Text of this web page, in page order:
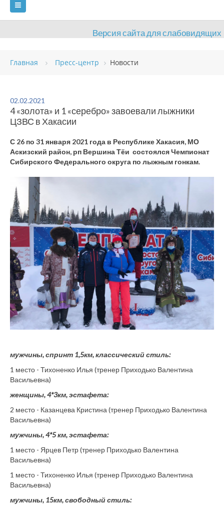
Версия сайта для слабовидящих
ГЛАВНАЯ
ВИДЫ СПОРТА
ОБЪЕКТЫ ДОКУМЕНТЫ
ОЦЕНКА КАЧЕСТВА ОБРАЗОВАНИЯ ВАКАНСИИ
ПЛАТНЫЕ УСЛУГИ КОНТАКТЫ
Главная Пресс-центр Новости
02.02.2021
4 «золота» и 1 «серебро» завоевали лыжники
ЦЗВС в Хакасии
С 26 по 31 января 2021 года в Республике Хакасия, МО
Аскизский район, рп Вершина Тёи состоялся Чемпионат
Сибирского Федерального округа по лыжным гонкам.
мужчины, спринт 1,5км, классический стиль:
1 место - Тихоненко Илья (тренер Приходько Валентина
Васильевна)
женщины, 4*3км, эстафета:
2 место - Казанцева Кристина (тренер Приходько Валентина
Васильевна)
мужчины, 4*5 км, эстафета:
1 место - Ярцев Петр (тренер Приходько Валентина
Васильевна)
1 место - Тихоненко Илья (тренер Приходько Валентина
Васильевна)
мужчины, 15км, свободный стиль: